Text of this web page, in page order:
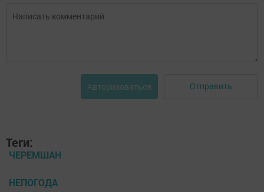
Авторизоваться Отправить
Теги:
ЧЕРЕМШАН
НЕПОГОДА